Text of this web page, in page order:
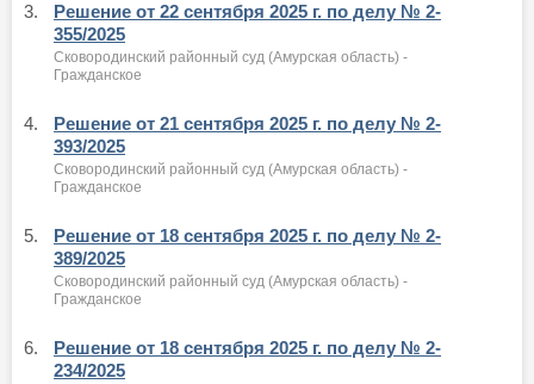
3.
Решение от 22 сентября 2025 г. по делу № 2-
355/2025
Сковородинский районный суд (Амурская область) -
Гражданское
4.
Решение от 21 сентября 2025 г. по делу № 2-
393/2025
Сковородинский районный суд (Амурская область) -
Гражданское
5.
Решение от 18 сентября 2025 г. по делу № 2-
389/2025
Сковородинский районный суд (Амурская область) -
Гражданское
6.
Решение от 18 сентября 2025 г. по делу № 2-
234/2025